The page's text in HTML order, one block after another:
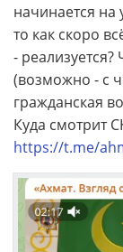
начинается
то как скоро
-
(возможно - с
гражданская
Куда смотрит
https://t.me/